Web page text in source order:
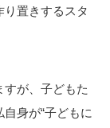
置きするスタ
が、子どもた
身が“子どもに